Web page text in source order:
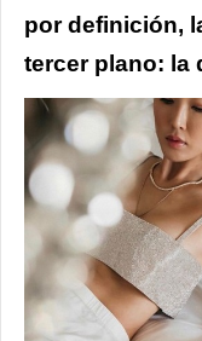
por definición,
tercer plano: la